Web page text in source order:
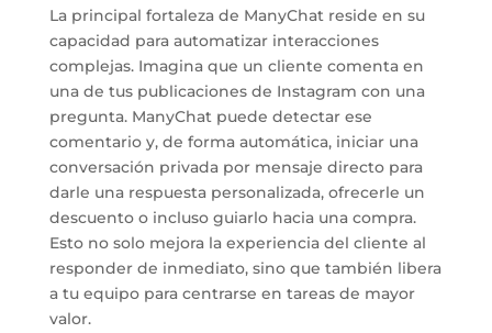
La principal fortaleza de ManyChat reside en su
capacidad para automatizar interacciones
complejas. Imagina que un cliente comenta en
una de tus publicaciones de Instagram con una
pregunta. ManyChat puede detectar ese
comentario y, de forma automática, iniciar una
conversación privada por mensaje directo para
darle una respuesta personalizada, ofrecerle un
descuento o incluso guiarlo hacia una compra.
Esto no solo mejora la experiencia del cliente al
responder de inmediato, sino que también libera
a tu equipo para centrarse en tareas de mayor
valor.